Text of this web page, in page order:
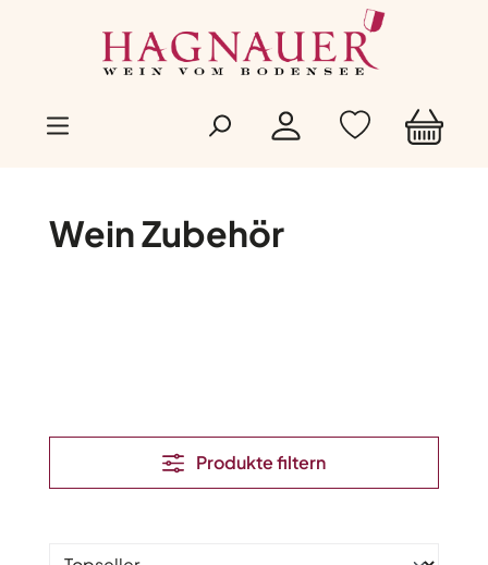
Wein Zubehör
Produkte filtern